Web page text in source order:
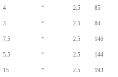
4 ＂ 2.5
85
3 ＂ 2.5
84
7.5 ＂ 2.5
146
5.5 ＂ 2.5
144
15 ＂ 2.5
193